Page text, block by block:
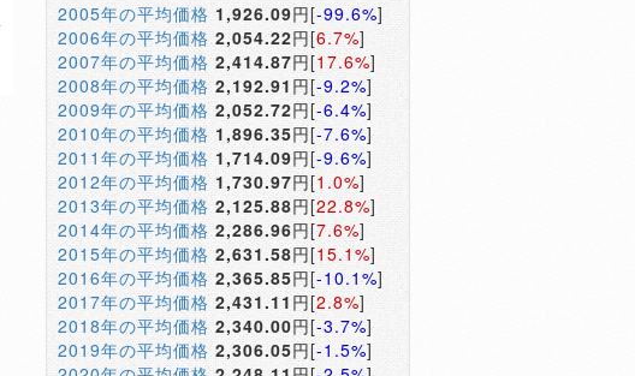
2005年の平均価格 1,926.09円[-99.6%]
2006年の平均価格 2,054.22円[6.7%]
2007年の平均価格 2,414.87円[17.6%]
2008年の平均価格 2,192.91 円[-9.2%]
2009年の平均価格 2,052.72円[-6.4%]
2010年の平均価格 1,896.35円[-7.6%]
2011年の平均価格 1,714.09円[-9.6%]
2012年の平均価格 1,730.97円[1.0%]
2013年の平均価格 2,125.88円[22.8%]
2014年の平均価格 2,286.96円[7.6%]
2015年の平均価格 2,631.58円[15.1%]
2016年の平均価格 2,365.85円[-10.1%]
2017年の平均価格 2,431.11 円[2.8%]
2018年の平均価格 2,340.00円[-3.7%]
2019年の平均価格 2,306.05円[-1.5%]